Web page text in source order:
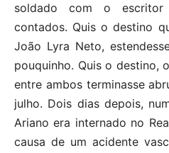
soldado com o
contados. Quis o destino
João Lyra Neto,
pouquinho. Quis o destino,
entre ambos terminasse
julho. Dois dias depois,
Ariano era internado no
causa de um acidente